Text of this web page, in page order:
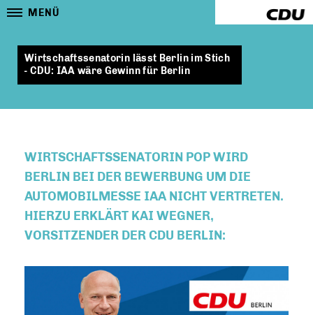
MENÜ
Wirtschaftssenatorin lässt Berlin im Stich
- CDU: IAA wäre Gewinn für Berlin
WIRTSCHAFTSSENATORIN POP WIRD
BERLIN BEI DER BEWERBUNG UM DIE
AUTOMOBILMESSE IAA NICHT VERTRETEN.
HIERZU ERKLÄRT KAI WEGNER,
VORSITZENDER DER CDU BERLIN: